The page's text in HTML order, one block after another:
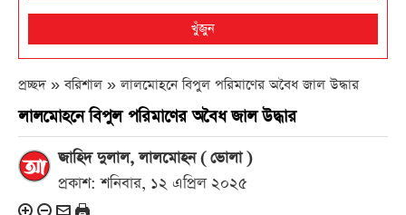
খুঁজুন
প্রচ্ছদ » বরিশাল »লালমোহনে বিপুল পরিমাণের অবৈধ জাল উদ্ধার
লালমোহনে বিপুল পরিমাণের অবৈধ জাল উদ্ধার
জাহিদ দুলাল, লালমোহন ( ভোলা )
প্রকাশ: শনিবার, ১২ এপ্রিল ২০২৫